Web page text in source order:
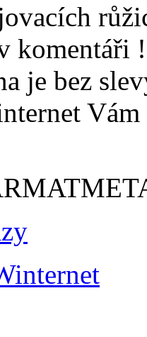
komentáři
je bez